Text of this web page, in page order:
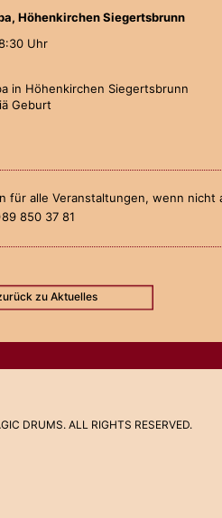
Höhenkirchen Siegertsbrunn
Uhr
in Höhenkirchen Siegertsbrunn
Geburt
für alle Veranstaltungen, wenn nicht
850 37 81
zu Aktuelles
DRUMS. ALL RIGHTS RESERVED.